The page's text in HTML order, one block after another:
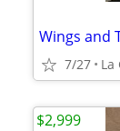
Wings and
7/27 La
$2,999